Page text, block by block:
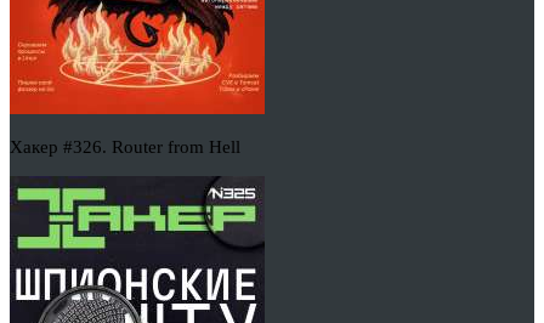
Хакер #326. Router from Hell